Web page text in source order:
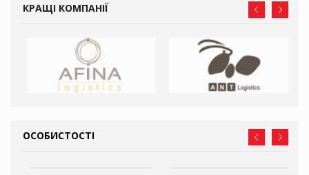
КРАЩІ КОМПАНІЇ
ОСОБИСТОСТІ